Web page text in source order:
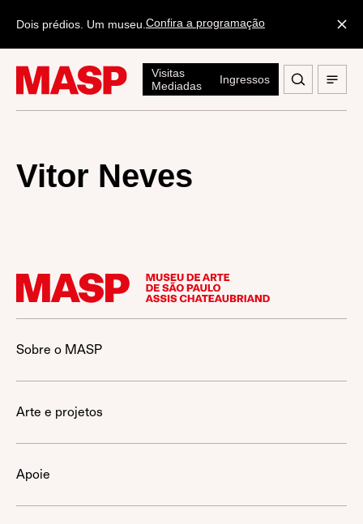
Dois prédios. Um museu. Confira a programação
Visitas
Mediadas
Ingressos
Vitor Neves
Sobre o MASP
Arte e projetos
Apoie